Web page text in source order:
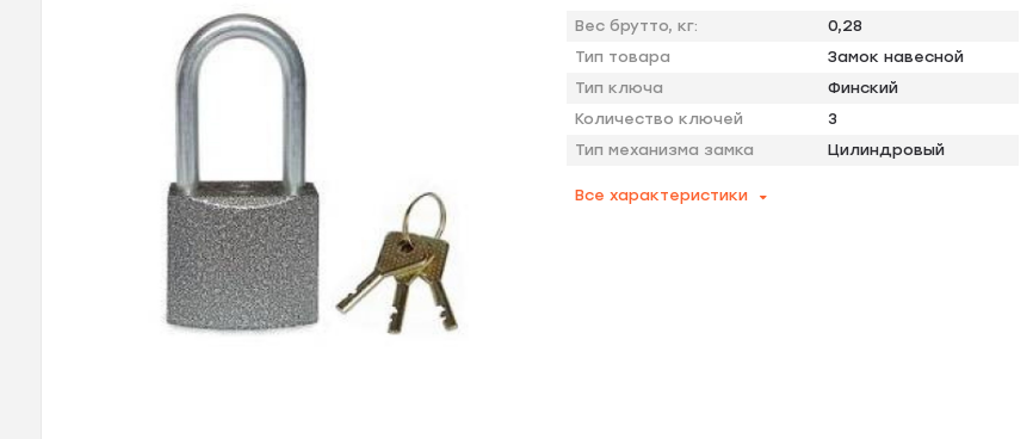
Вес брутто, кг:
0,28
Тип товара
Замок навесной
Тип ключа
Финский
Количество ключей
3
Тип механизма замка
Цилиндровый
Все характеристики